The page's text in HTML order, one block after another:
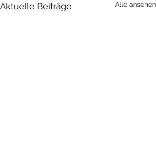
Aktuelle Beiträge Alle ansehen